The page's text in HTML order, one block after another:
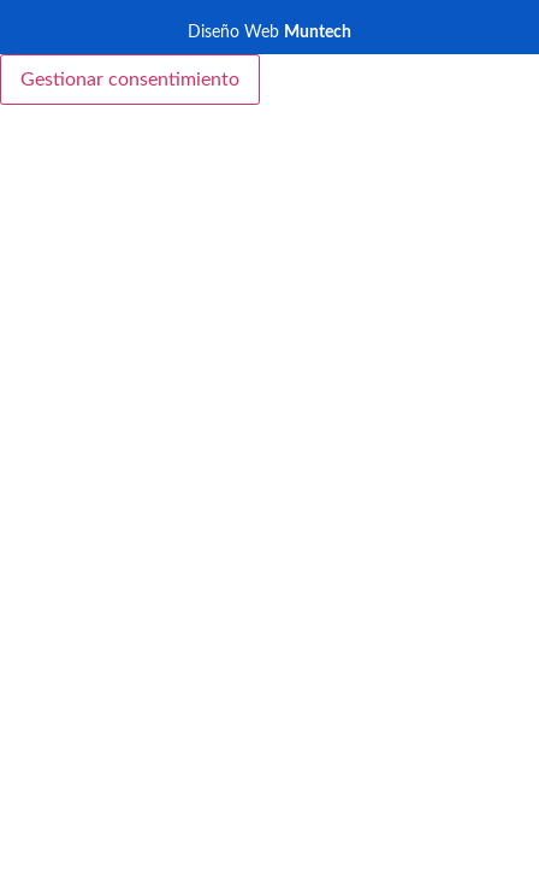
Diseño Web Muntech
Gestionar consentimiento